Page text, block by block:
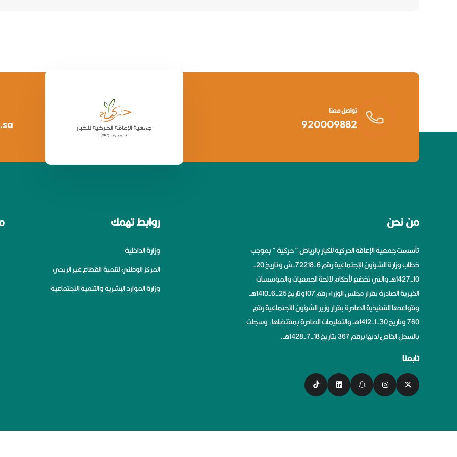
تواصل معنا
920009882
من نحن
تأسست جمعية الإعاقة الحركية للكبار بالرياض ” حركية ” بموجب
خطاب وزارة الشؤون الإجتماعية رقم 6-72218-ش وتاريخ 20-
10-1427هــ والتي تخضع لأحكام لائحة الجمعيات والمؤسسات
الخيرية الصادرة بقرار مجلس الوزراء رقم 107وتاريخ 25-6-1410هــ
وقواعدها التنفيذية الصادرة بقرار وزير الشؤون الاجتماعية رقم
760 وتاريخ 30-1-1412هــ والتعليمات الصادرة بمقتضاها، وسجلت
بالسجل الخاص لديها برقم 367 بتاريخ 18-7-1428هــ.
تابعنا
روابط تهمك
وزارة الداخلية
المركز الوطني لتنمية القطاع غير الربحي
وزارة الموارد البشرية والتنمية الاجتماعية